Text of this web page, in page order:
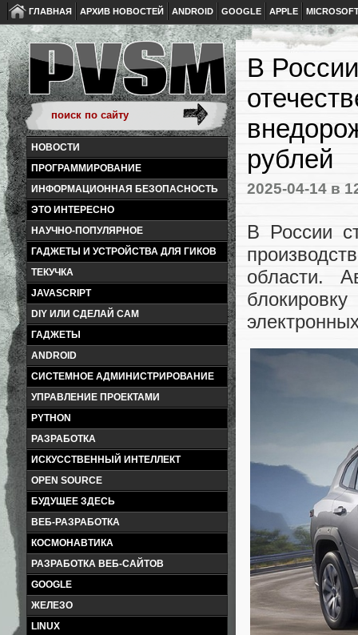
ГЛАВНАЯ АРХИВ НОВОСТЕЙ ANDROID GOOGLE APPLE
НОВОСТИ
ПРОГРАММИРОВАНИЕ
ИНФОРМАЦИОННАЯ БЕЗОПАСНОСТЬ
ЭТО ИНТЕРЕСНО
НАУЧНО-ПОПУЛЯРНОЕ
ГАДЖЕТЫ И УСТРОЙСТВА ДЛЯ ГИКОВ
ТЕКУЧКА
JAVASCRIPT
DIY ИЛИ СДЕЛАЙ САМ
ГАДЖЕТЫ
ANDROID
СИСТЕМНОЕ АДМИНИСТРИРОВАНИЕ
УПРАВЛЕНИЕ ПРОЕКТАМИ
PYTHON
РАЗРАБОТКА
ИСКУССТВЕННЫЙ ИНТЕЛЛЕКТ
OPEN SOURCE
БУДУЩЕЕ ЗДЕСЬ
ВЕБ-РАЗРАБОТКА
КОСМОНАВТИКА
РАЗРАБОТКА ВЕБ-САЙТОВ
GOOGLE
ЖЕЛЕЗО
LINUX
В
рублей
2025-04-14 в
В России
области.